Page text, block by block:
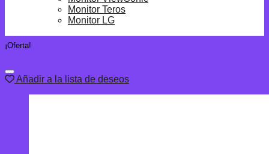
Monitor Teros
Monitor LG
¡Oferta!
Añadir a la lista de deseos